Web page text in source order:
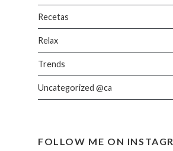
Recetas
Relax
Trends
Uncategorized @ca
FOLLOW ME ON